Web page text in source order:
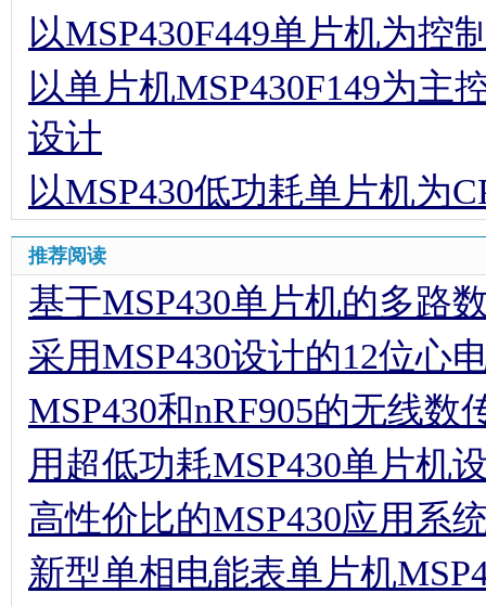
以MSP430F449单片机为
以单片机MSP430F149为
设计
以MSP430低功耗单片机为
推荐阅读
基于MSP430单片机的多路
采用MSP430设计的12位心
MSP430和nRF905的无线数
用超低功耗MSP430单片机
高性价比的MSP430应用系
新型单相电能表单片机